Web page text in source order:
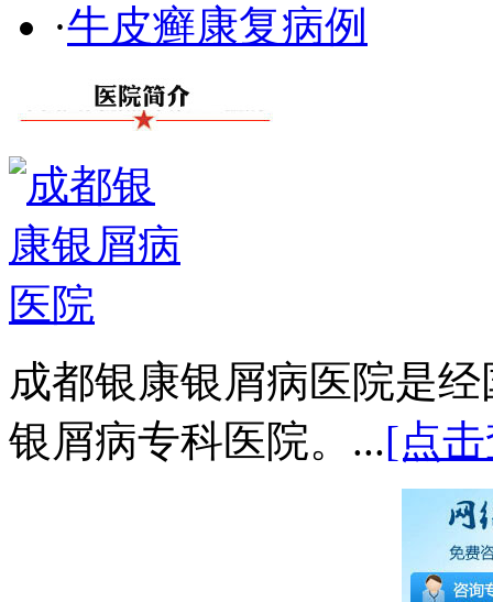
·牛皮癣康复病例
成都银康银屑病医院是
银屑病专科医院。...[点